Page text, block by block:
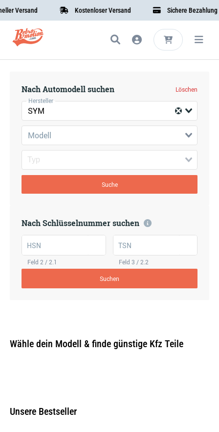
Versand Kostenloser Versand Sichere Bezahlung
Nach Automodell suchen
Löschen
Hersteller
SYM
Modell
Suche
Nach Schlüsselnummer suchen
HSN
Feld 2 / 2.1
TSN
Feld 3 / 2.2
Suchen
Wähle dein Modell & finde günstige Kfz Teile
Unsere Bestseller